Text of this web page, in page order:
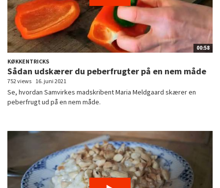
00:58
KØKKENTRICKS
Sådan udskærer du peberfrugter på en nem måde
752 views 16. juni 2021
Se, hvordan Samvirkes madskribent Maria Meldgaard skærer en
peberfrugt ud på en nem måde.